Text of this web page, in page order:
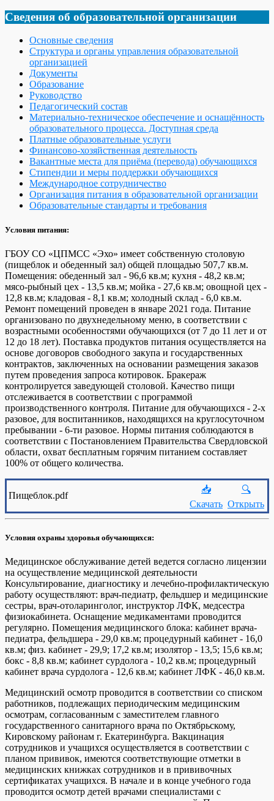
Сведения об образовательной организации
Основные сведения
Структура и органы управления образовательной
организацией
Документы
Образование
Руководство
Педагогический состав
Материально-техническое обеспечение и оснащённость
образовательного процесса. Доступная среда
Платные образовательные услуги
Финансово-хозяйственная деятельность
Вакантные места для приёма (перевода) обучающихся
Стипендии и меры поддержки обучающихся
Международное сотрудничество
Организация питания в образовательной организации
Образовательные стандарты и требования
Условия питания:
ГБОУ СО «ЦПМСС «Эхо» имеет собственную столовую
(пищеблок и обеденный зал) общей площадью 507,7 кв.м.
Помещения: обеденный зал - 96,6 кв.м; кухня - 48,2 кв.м;
мясо-рыбный цех - 13,5 кв.м; мойка - 27,6 кв.м; овощной цех -
12,8 кв.м; кладовая - 8,1 кв.м; холодный склад - 6,0 кв.м.
Ремонт помещений проведен в январе 2021 года. Питание
организовано по двухнедельному меню, в соответствии с
возрастными особенностями обучающихся (от 7 до 11 лет и от
12 до 18 лет). Поставка продуктов питания осуществляется на
основе договоров свободного закупа и государственных
контрактов, заключенных на основании размещения заказов
путем проведения запроса котировок. Бракераж
контролируется заведующей столовой. Качество пищи
отслеживается в соответствии с программой
производственного контроля. Питание для обучающихся - 2-х
разовое, для воспитанников, находящихся на круглосуточном
пребывании - 6-ти разовое. Нормы питания соблюдаются в
соответствии с Постановлением Правительства Свердловской
области, охват бесплатным горячим питанием составляет
100% от общего количества.
Пищеблок.pdf
📥
Скачать
🔍
Открыть
Условия охраны здоровья обучающихся:
Медицинское обслуживание детей ведется согласно лицензии
на осуществление медицинской деятельности
Консультирование, диагностику и лечебно-профилактическую
работу осуществляют: врач-педиатр, фельдшер и медицинские
сестры, врач-отоларинголог, инструктор ЛФК, медсестра
физиокабинета. Оснащение медикаментами проводится
регулярно. Помещения медицинского блока: кабинет врача-
педиатра, фельдшера - 29,0 кв.м; процедурный кабинет - 16,0
кв.м; физ. кабинет - 29,9; 17,2 кв.м; изолятор - 13,5; 15,6 кв.м;
бокс - 8,8 кв.м; кабинет сурдолога - 10,2 кв.м; процедурный
кабинет врача сурдолога - 12,6 кв.м; кабинет ЛФК - 46,0 кв.м.
Медицинский осмотр проводится в соответствии со списком
работников, подлежащих периодическим медицинским
осмотрам, согласованным с заместителем главного
государственного санитарного врача по Октябрьскому,
Кировскому районам г. Екатеринбурга. Вакцинация
сотрудников и учащихся осуществляется в соответствии с
планом прививок, имеются соответствующие отметки в
медицинских книжках сотрудников и в прививочных
сертификатах учащихся. В начале и в конце учебного года
проводится осмотр детей врачами специалистами с